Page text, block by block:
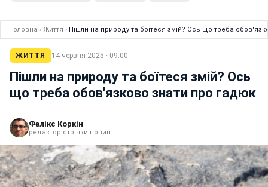
Головна › Життя › Пішли на природу та боїтеся змій? Ось що треба
ЖИТТЯ 14 червня 2025 · 09:00
Пішли на природу та боїтеся змій? Ось
що треба обов'язково знати про гадюк
Фелікс Коркін
редактор стрічки новин